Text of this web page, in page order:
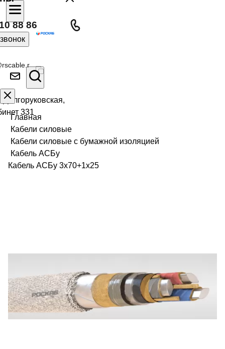
88 86
331
Главная
Кабели силовые
Кабели силовые с бумажной изоляцией
Кабель АСБу
Кабель АСБу 3х70+1х25